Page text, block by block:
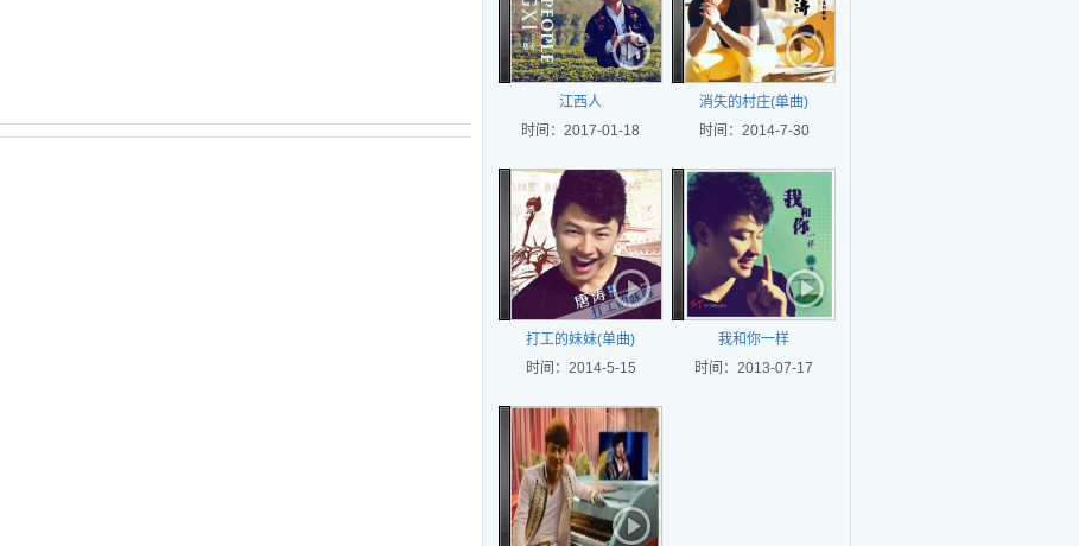
江西人
时间：2017-01-18
消失的村庄(单曲)
时间：2014-7-30
打工的妹妹(单曲)
时间：2014-5-15
我和你一样
时间：2013-07-17